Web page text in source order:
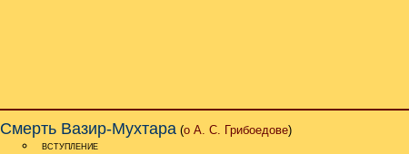
Смерть Вазир-Мухтара (о А. С. Грибоедове)
ВСТУПЛЕНИЕ